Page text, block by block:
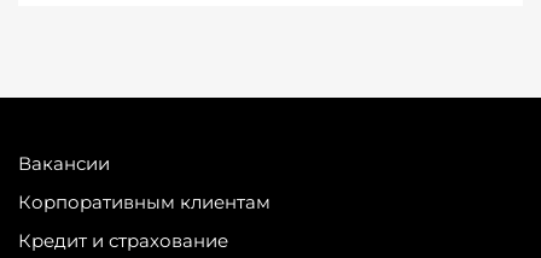
Вакансии
Корпоративным клиентам
Кредит и страхование